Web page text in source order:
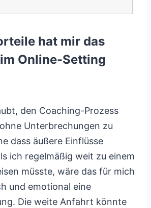
hat mir das
Online-Setting
den Coaching-Prozess
Unterbrechungen zu
dass äußere Einflüsse
ich regelmäßig weit zu einem
müsste, wäre das für mich
und emotional eine
Die weite Anfahrt könnte